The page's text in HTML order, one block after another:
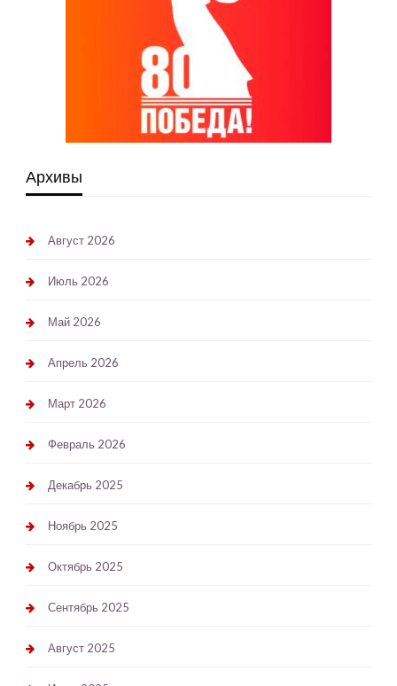
Архивы
Август 2026
Июль 2026
Май 2026
Апрель 2026
Март 2026
Февраль 2026
Декабрь 2025
Ноябрь 2025
Октябрь 2025
Сентябрь 2025
Август 2025